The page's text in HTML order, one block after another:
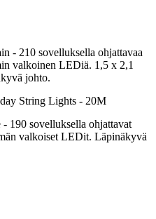
- 210 sovelluksella ohjattavaa
valkoinen LEDiä. 1,5 x 2,1
johto.
String Lights - 20M
190 sovelluksella ohjattavat
valkoiset LEDit. Läpinäkyvä